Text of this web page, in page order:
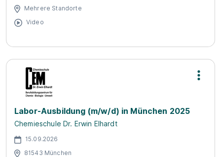
Mehrere Standorte
Video
Labor-Ausbildung (m/w/d) in München 2025
Chemieschule Dr. Erwin Elhardt
15.09.2026
81543 München